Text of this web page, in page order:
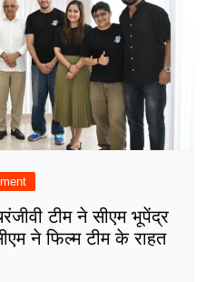
टीम ने सीएम भूपेंद्र
ने फिल्म टीम के राहत